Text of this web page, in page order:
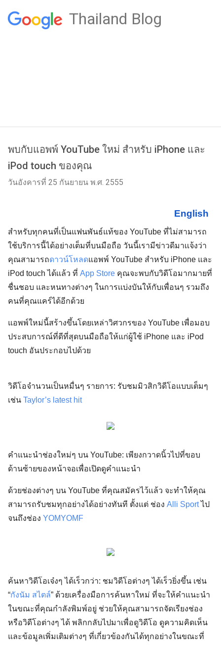
Thailand Blog
พบกับแอพพ์ YouTube ใหม่ สำหรับ iPhone และ
iPod touch ของคุณ
วันอังคารที่ 25 กันยายน พ.ศ. 2555
English
สำหรับทุกคนที่เป็นแฟนพันธ์แท้ของ YouTube ที่ไม่สามารถ
ใช้บริการนี้ได้อย่างเต็มที่บนมือถือ วันนี้เรามีข่าวดีมาเเจ้งว่า
คุณสามารถดาวน์โหลดแอพพ์ YouTube สำหรับ iPhone และ
iPod touch ได้เเล้ว ที่ App Store คุณจะพบกับวิดีโอมากมายที่
ชื่นชอบ และหนทางต่างๆ ในการเเบ่งบันให้กับเพื่อนๆ รวมถึง
คนที่คุณแคร์ได้อีกด้วย
แอพพ์ใหม่นี้สร้างขึ้นโดยเหล่าวิศวกรของ YouTube เพื่อมอบ
ประสบการณ์ที่ดีที่สุดบนมือถือให้แก่ผู้ใช้ iPhone และ iPod
touch อันประกอบไปด้วย
วิดีโอจำนวนเป็นหมื่นๆ รายการ: รับชมมิวสิกวิดีโอแบบเต็มๆ
เช่น Taylor’s latest hit
คำแนะนำช่องใหม่ๆ บน YouTube: เพียงกวาดนิ้วไปที่ขอบ
ด้านซ้ายของหน้าจอเพื่อเปิดดูคำแนะนำ
ด้วยช่องต่างๆ บน YouTube ที่คุณสมัครไว้เเล้ว จะทำให้คุณ
สามารถรับชมทุกอย่างได้อย่างทันที ตั้งแต่ ช่อง Alli Sportไป
จนถึงช่อง YOMYOMF
ค้นหาวิดีโอเจ๋งๆ ได้เร็วกว่า: ชมวิดีโอต่างๆ ได้เร็วยิ่งขึ้น เช่น
“กังนัม สไตล์” ด้วยเครื่องมือการค้นหาใหม่ ที่จะให้คำแนะนำ
ในขณะที่คุณกำลังพิมพ์อยู่ ช่วยให้คุณสามารถจัดเรียงช่อง
หรือวิดีโอต่างๆ ได้ พลิกกลับไปมาเพื่อดูวิดีโอ ดูความคิดเห็น
และข้อมูลเพิ่มเติมต่างๆ ที่เกี่ยวข้องกันได้ทุกอย่างในขณะที่